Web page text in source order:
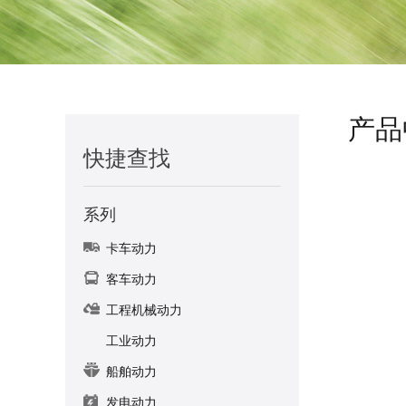
快捷查找
系列
卡车动力
客车动力
工程机械动力
工业动力
船舶动力
发电动力
产